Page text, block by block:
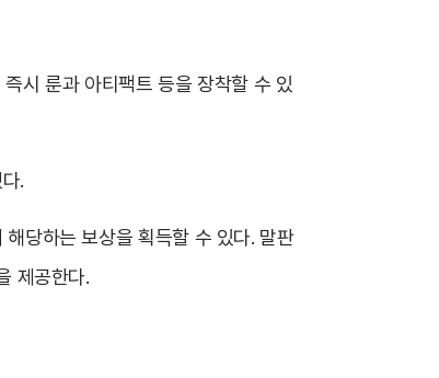
시 룬과 아티팩트 등을 장착할 수 있
.
당하는 보상을 획득할 수 있다. 말판
제공한다.